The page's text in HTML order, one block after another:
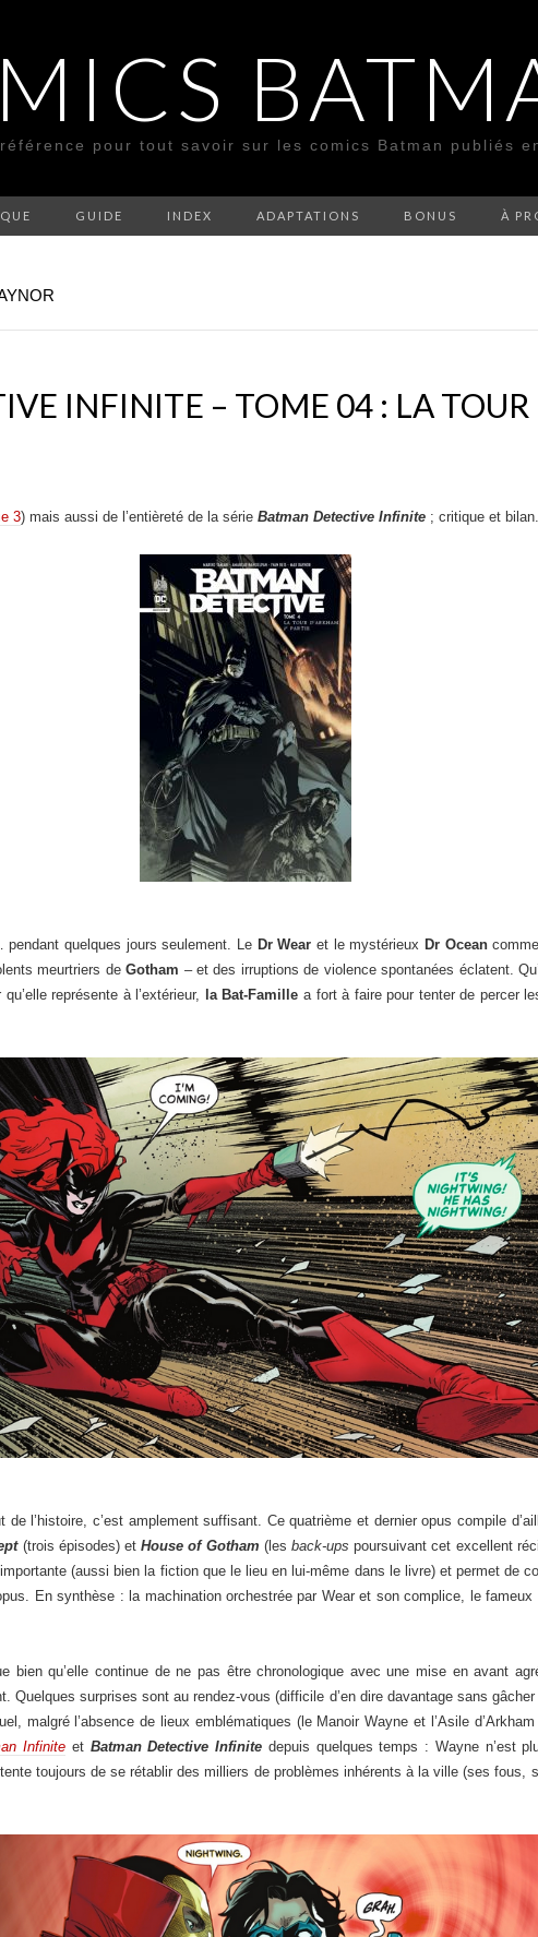
pour tout savoir sur les comics Batman publiés
GUIDE INDEX ADAPTATIONS BONUS À
INFINITE – TOME 04 : LA TOUR
3) mais aussi de l’entièreté de la série Batman Detective Infinite ; critique et bilan.
quelques jours seulement. Le Dr Wear et le mystérieux Dr Ocean
meurtriers deGotham – et des irruptions de violence spontanées éclatent.
représente à l’extérieur,
la Bat-Famille a fort à faire pour tenter de percer
de l’histoire, c’est amplement suffisant. Ce quatrième et dernier opus compile
(trois épisodes) etHouse of Gotham (lesback-ups poursuivant cet excellent
(aussi bien la fiction que le lieu en lui-même dans le livre) et permet de
En synthèse : la machination orchestrée par Wear et son complice, le
bien qu’elle continue de ne pas être chronologique avec une mise en avant
Quelques surprises sont au rendez-vous (difficile d’en dire davantage sans
malgré l’absence de lieux emblématiques (le Manoir Wayne et l’Asile
Infinite et Batman Detective Infinite depuis quelques temps : Wayne n’est
toujours de se rétablir des milliers de problèmes inhérents à la ville (ses